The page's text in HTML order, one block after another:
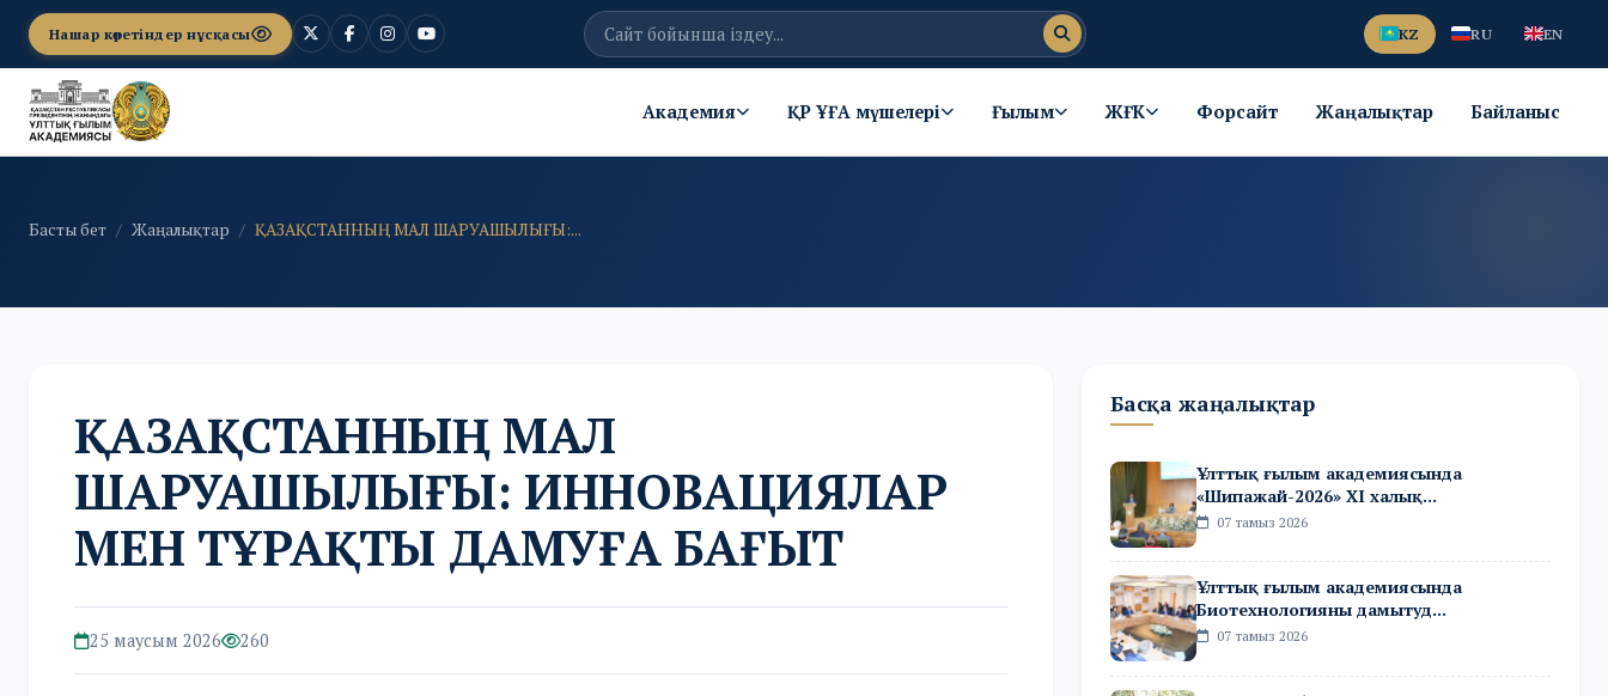
Нашар көретіндер нұсқасы KZ RU EN
Академия ҚР ҰҒА мүшелері Ғылым ЖҒК Форсайт Жаңалықтар Байланыс
Басты бет Жаңалықтар ҚАЗАҚСТАННЫҢ МАЛ ШАРУАШЫЛЫҒЫ:...
ҚАЗАҚСТАННЫҢ МАЛ
ШАРУАШЫЛЫҒЫ: ИННОВАЦИЯЛАР
МЕН ТҰРАҚТЫ ДАМУҒА БАҒЫТ
25 маусым 2026 260
Басқа жаңалықтар
Ұлттық ғылым академиясында
«Шипажай-2026» XI халық...
07 тамыз 2026
Ұлттық ғылым академиясында
Биотехнологияны дамытуд...
07 тамыз 2026